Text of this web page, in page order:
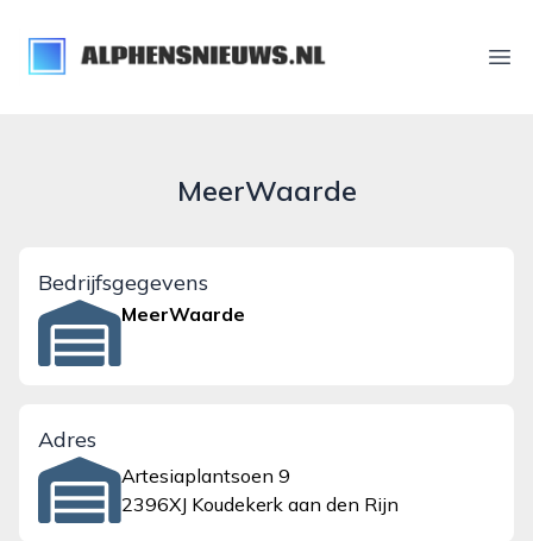
alphensnieuws.nl
MeerWaarde
Bedrijfsgegevens
MeerWaarde
Adres
Artesiaplantsoen 9
2396XJ Koudekerk aan den Rijn